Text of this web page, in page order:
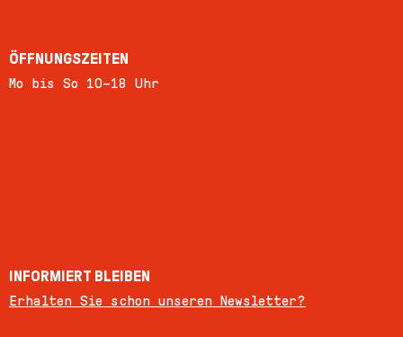
ÖFFNUNGSZEITEN
Mo bis So 10–18 Uhr
INFORMIERT BLEIBEN
Erhalten Sie schon unseren Newsletter?